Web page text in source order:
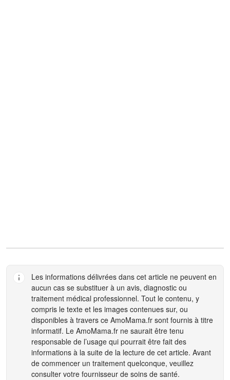
Les informations délivrées dans cet article ne peuvent en
aucun cas se substituer à un avis, diagnostic ou
traitement médical professionnel. Tout le contenu, y
compris le texte et les images contenues sur, ou
disponibles à travers ce AmoMama.fr sont fournis à titre
informatif. Le AmoMama.fr ne saurait être tenu
responsable de l’usage qui pourrait être fait des
informations à la suite de la lecture de cet article. Avant
de commencer un traitement quelconque, veuillez
consulter votre fournisseur de soins de santé.